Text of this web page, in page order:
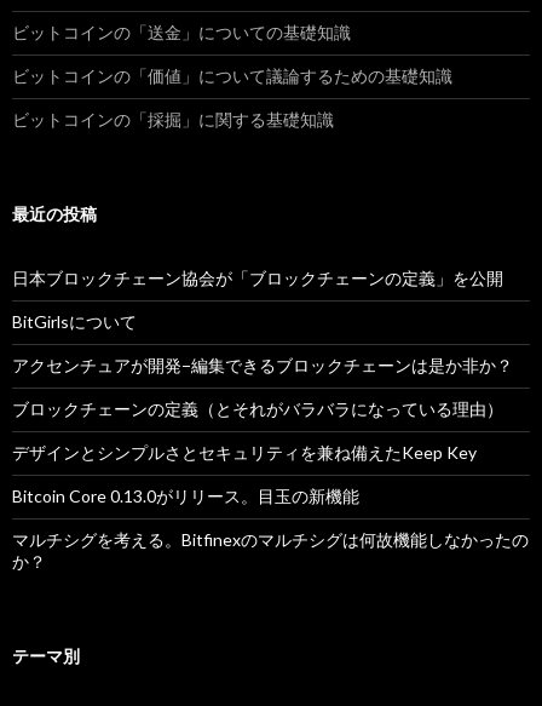
ビットコインの「送金」についての基礎知識
ビットコインの「価値」について議論するための基礎知識
ビットコインの「採掘」に関する基礎知識
最近の投稿
日本ブロックチェーン協会が「ブロックチェーンの定義」を公開
BitGirlsについて
アクセンチュアが開発−編集できるブロックチェーンは是か非か？
ブロックチェーンの定義（とそれがバラバラになっている理由）
デザインとシンプルさとセキュリティを兼ね備えたKeep Key
Bitcoin Core 0.13.0がリリース。目玉の新機能
マルチシグを考える。Bitfinexのマルチシグは何故機能しなかったの
か？
テーマ別